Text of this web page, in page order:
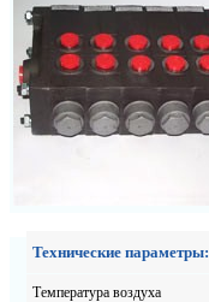
Технические параметры:
Температура воздуха